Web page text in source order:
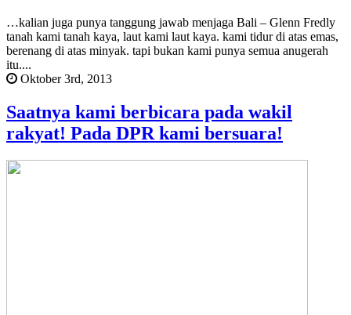
…kalian juga punya tanggung jawab menjaga Bali – Glenn Fredly
tanah kami tanah kaya, laut kami laut kaya. kami tidur di atas emas,
berenang di atas minyak. tapi bukan kami punya semua anugerah
itu....
Oktober 3rd, 2013
Saatnya kami berbicara pada wakil
rakyat! Pada DPR kami bersuara!